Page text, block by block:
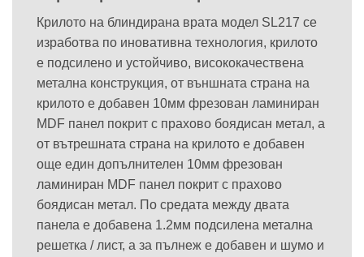
Крилото на блиндирана врата модел SL217 се
изработва по иновативна технология, крилото
е подсилено и устойчиво, висококачествена
метална конструкция, от външната страна на
крилото е добавен 10мм фрезован ламиниран
MDF панел покрит с прахово боядисан метал, а
от вътрешната страна на крилото е добавен
още един допълнителен 10мм фрезован
ламиниран MDF панел покрит с прахово
боядисан метал. По средата между двата
панела е добавена 1.2мм подсилена метална
решетка / лист, а за пълнеж е добавен и шумо и